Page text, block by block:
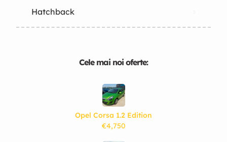
Hatchback
Cele mai noi oferte:
Opel Corsa 1.2 Edition
€4,750